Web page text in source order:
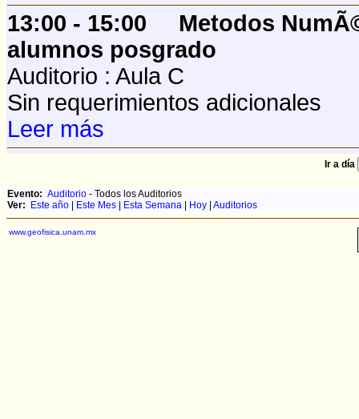
13:00 - 15:00 Metodos
alumnos posgrado
Auditorio : Aula C
Sin requerimientos adicionales
Leer más
Ir a día
Evento: Auditorio - Todos los Auditorios
Ver:
Este año Este Mes Esta Semana Hoy Auditorios
www.geofisica.unam.mx